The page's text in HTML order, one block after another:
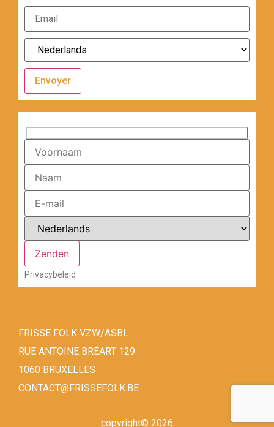
Envoyer
Privacybeleid
FRISSE FOLK VZW/ASBL
RUE ANTOINE BRÉART 129
1060 BRUXELLES
CONTACT@FRISSEFOLK.BE
copyright© 2026